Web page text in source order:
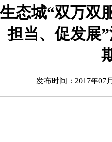
生态城“双万双
担当、促发展
发布时间：2017年07